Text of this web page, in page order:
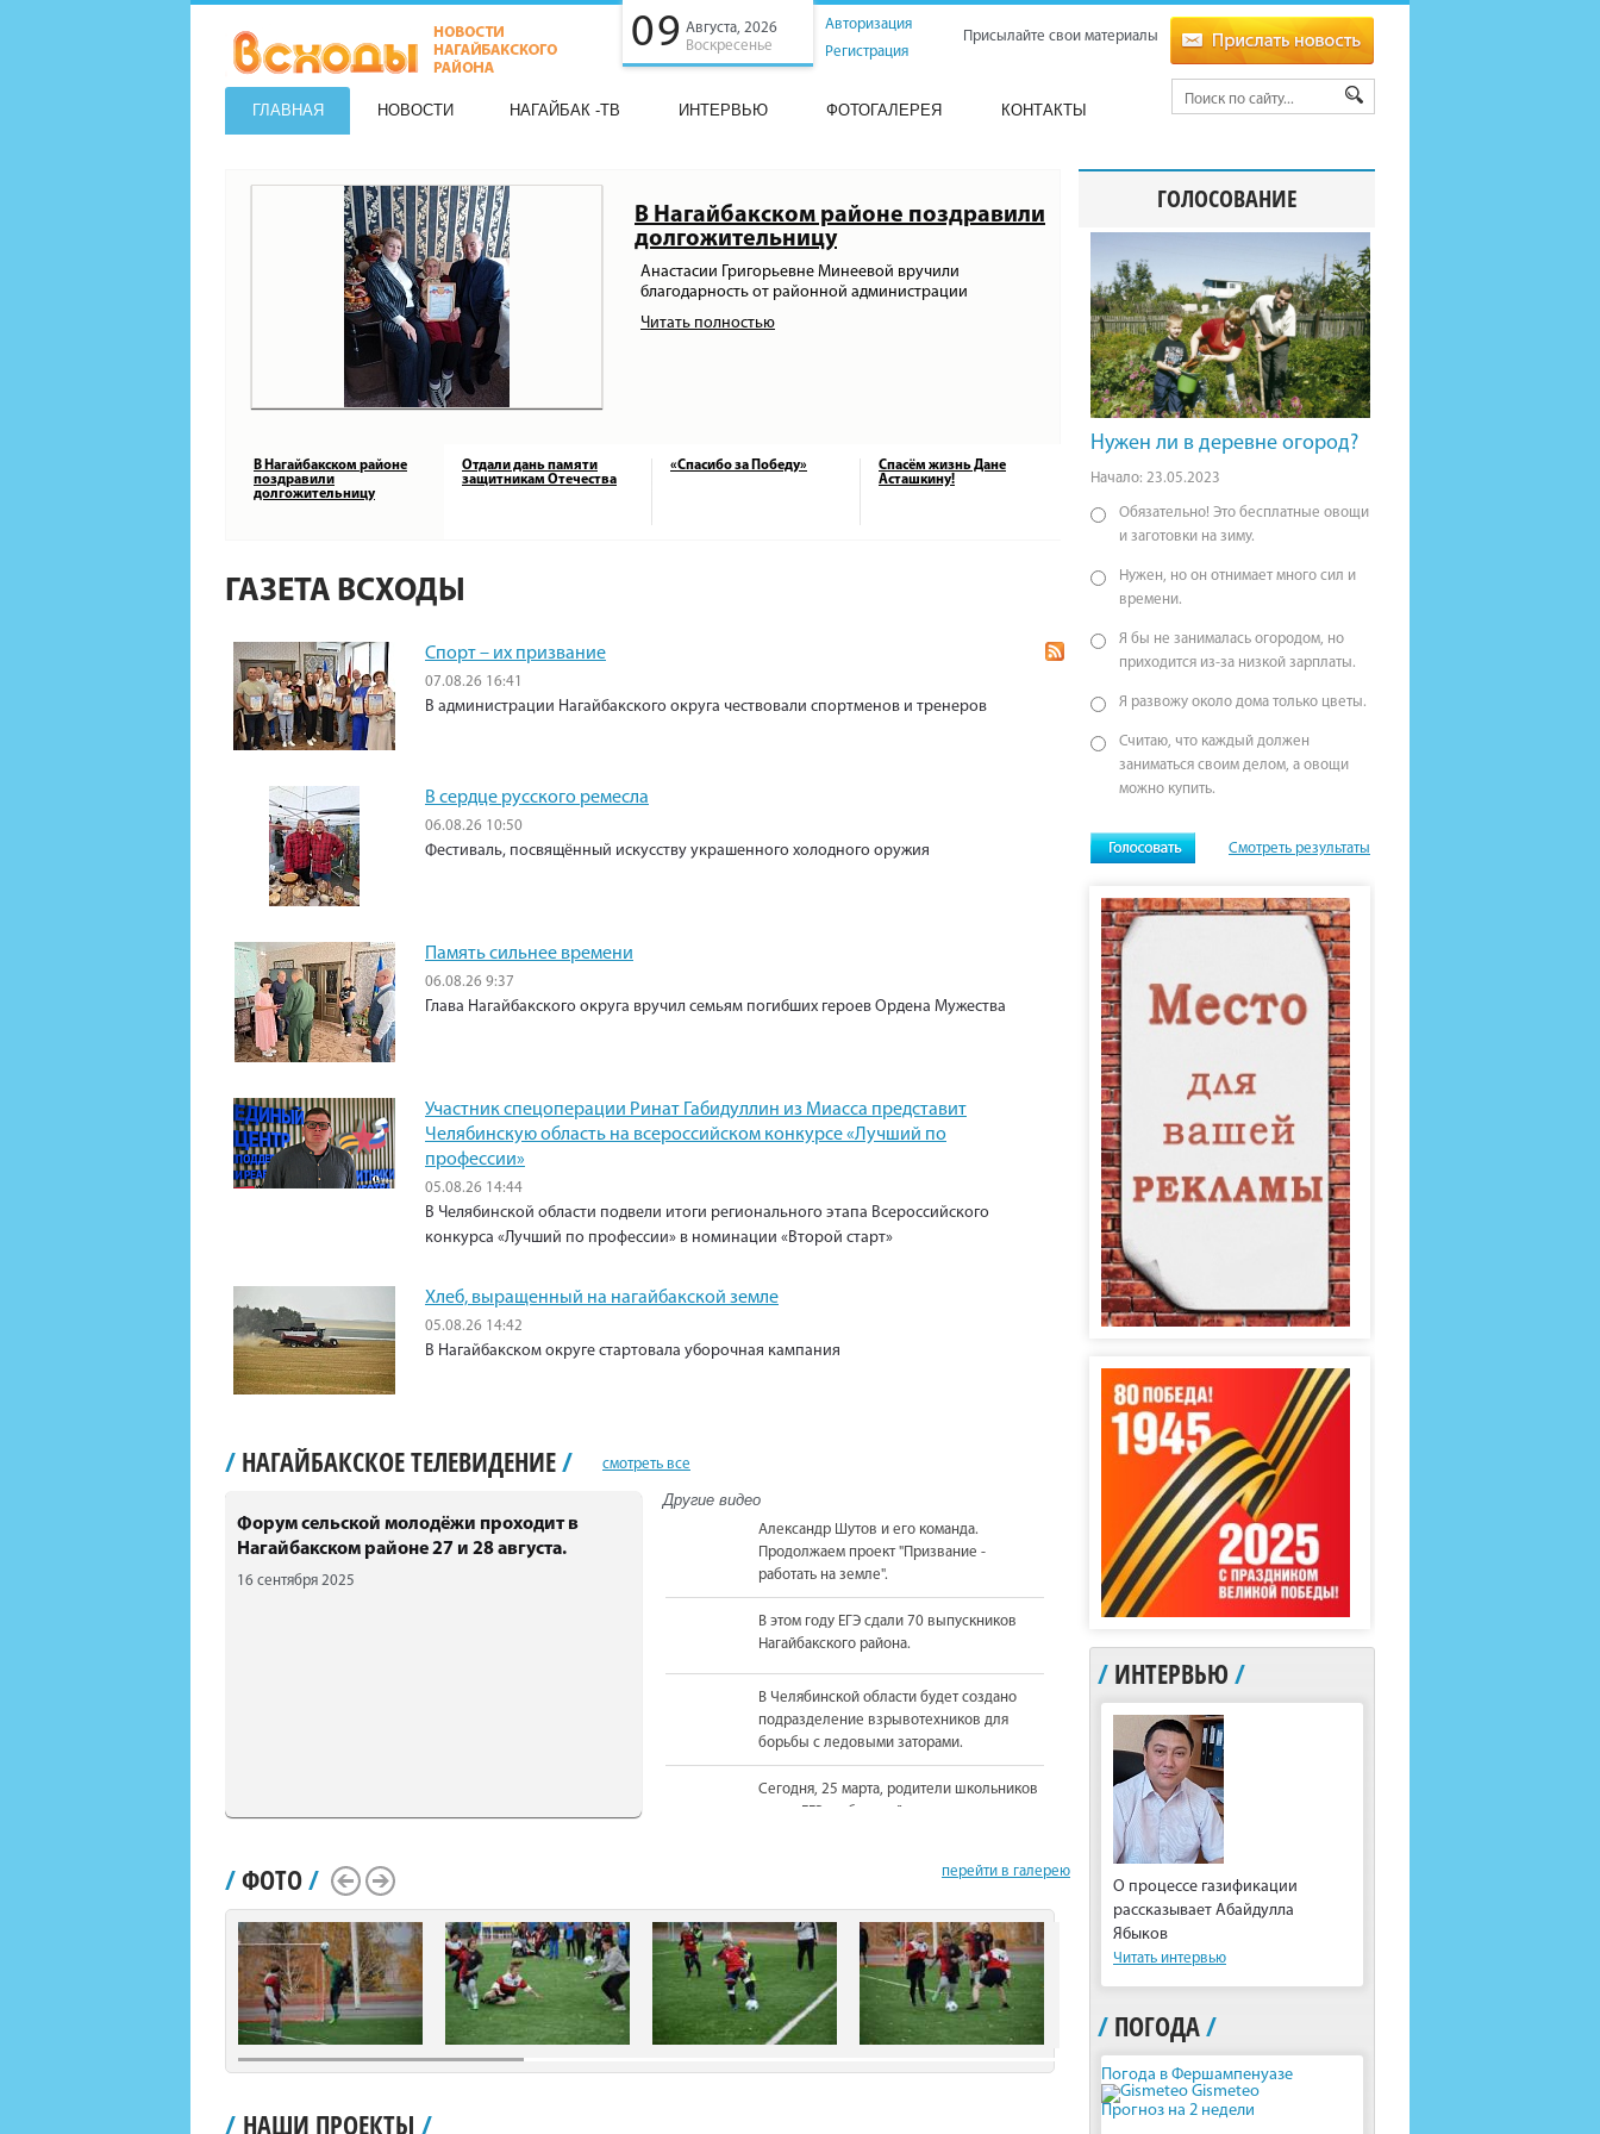
09 Августа, 2026
Воскресенье
Авторизация
Регистрация
Присылайте свои материалы
ГЛАВНАЯ НОВОСТИ НАГАЙБАК -ТВ ИНТЕРВЬЮ ФОТОГАЛЕРЕЯ КОНТАКТЫ
В Нагайбакском районе поздравили
долгожительницу
Анастасии Григорьевне Минеевой вручили
благодарность от районной администрации
Читать полностью
В Нагайбакском районе
поздравили
долгожительницу
Отдали дань памяти
защитникам Отечества
«Спасибо за Победу»
Спасём жизнь Дане
Асташкину!
ГАЗЕТА ВСХОДЫ
Спорт – их призвание
07.08.26 16:41
В администрации Нагайбакского округа чествовали спортменов и тренеров
В сердце русского ремесла
06.08.26 10:50
Фестиваль, посвящённый искусству украшенного холодного оружия
Память сильнее времени
06.08.26 9:37
Глава Нагайбакского округа вручил семьям погибших героев Ордена Мужества
Участник спецоперации Ринат Габидуллин из Миасса представит
Челябинскую область на всероссийском конкурсе «Лучший по
профессии»
05.08.26 14:44
В Челябинской области подвели итоги регионального этапа Всероссийского
конкурса «Лучший по профессии» в номинации «Второй старт»
Хлеб, выращенный на нагайбакской земле
05.08.26 14:42
В Нагайбакском округе стартовала уборочная кампания
/ НАГАЙБАКСКОЕ ТЕЛЕВИДЕНИЕ/ смотреть все
Форум сельской молодёжи проходит в
Нагайбакском районе 27 и 28 августа.
16 сентября 2025
Другие видео
Александр Шутов и его команда.
Продолжаем проект "Призвание -
работать на земле".
В этом году ЕГЭ сдали 70 выпускников
Нагайбакского района.
В Челябинской области будет создано
подразделение взрывотехников для
борьбы с ледовыми заторами.
Сегодня, 25 марта, родители школьников
сдали ЕГЭ по базовой математике.
На должность Уполномоченного по
вновь назначена Юлия Сударенко
Юные читатели приняли участие в
чемпионате по чтению вслух.
В Нагайбакском районе установлен
/ФОТО/ перейти в галерею
Scroll LeftScroll Right
/ НАШИ ПРОЕКТЫ /
ГОЛОСОВАНИЕ
Нужен ли в деревне огород?
Начало: 23.05.2023
Обязательно! Это бесплатные овощи
и заготовки на зиму.
Нужен, но он отнимает много сил и
времени.
Я бы не занималась огородом, но
приходится из-за низкой зарплаты.
Я развожу около дома только цветы.
Считаю, что каждый должен
заниматься своим делом, а овощи
можно купить.
Смотреть результаты
/ ИНТЕРВЬЮ /
О процессе газификации
рассказывает Абайдулла
Ябыков
Читать интервью
/ ПОГОДА/
Погода в Фершампенуазе
Gismeteo
Прогноз на 2 недели